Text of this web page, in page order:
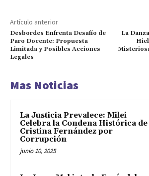
Artículo anterior
Desbordes Enfrenta Desafío de
Paro Docente: Propuesta
Limitada y Posibles Acciones
Legales
La
Mas Noticias
La Justicia Prevalece: Milei
Celebra la Condena Histórica de
Cristina Fernández por
Corrupción
junio 10, 2025